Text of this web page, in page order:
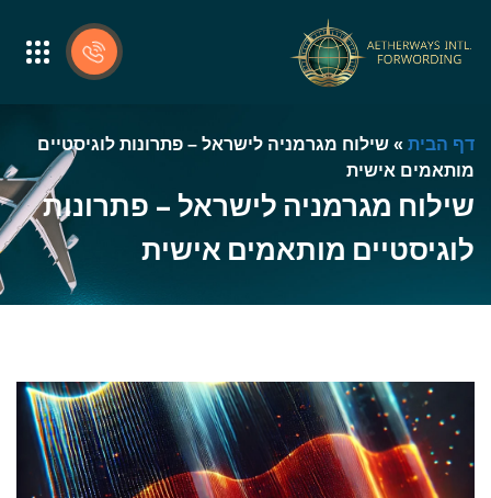
דף הבית» שילוח מגרמניה לישראל – פתרונות לוגיסטיים
מותאמים אישית
שילוח מגרמניה לישראל – פתרונות
לוגיסטיים מותאמים אישית